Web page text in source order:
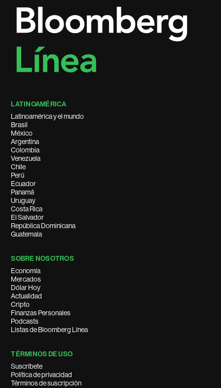
LATINOAMÉRICA
Latinoamérica y el mundo
Brasil
México
Argentina
Colombia
Venezuela
Chile
Perú
Ecuador
Panamá
Uruguay
Costa Rica
El Salvador
República Dominicana
Guatemala
SOBRE NOSOTROS
Economía
Mercados
Dólar Hoy
Actualidad
Cripto
Finanzas Personales
Podcasts
Listas de Bloomberg Línea
TÉRMINOS DE USO
Suscríbete
Política de privacidad
Términos de suscripción